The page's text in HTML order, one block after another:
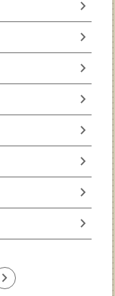
chevron_right
chevron_right
chevron_right
chevron_right
chevron_right
chevron_right
chevron_right
chevron_right